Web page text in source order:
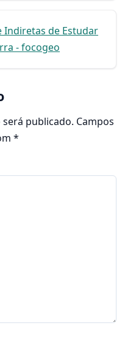
Indiretas de Estudar
- focogeo
será publicado. Campos
*